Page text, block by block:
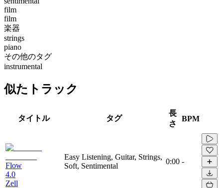
film
film
楽器
strings
piano
その他のタグ
instrumental
似たトラック
タイトル タグ
長
さ
BPM
Flow
4.0
Zell
Easy Listening, Guitar, Strings,
Soft, Sentimental
0:00 -